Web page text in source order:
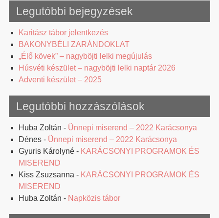
Legutóbbi bejegyzések
Karitász tábor jelentkezés
BAKONYBÉLI ZARÁNDOKLAT
„Élő kövek” – nagyböjti lelki megújulás
Húsvéti készület – nagyböjti lelki naptár 2026
Adventi készület – 2025
Legutóbbi hozzászólások
Huba Zoltán - Ünnepi miserend – 2022 Karácsonya
Dénes- Ünnepi miserend – 2022 Karácsonya
Gyuris Károlyné- KARÁCSONYI PROGRAMOK ÉS
MISEREND
Kiss Zsuzsanna - KARÁCSONYI PROGRAMOK ÉS
MISEREND
Huba Zoltán - Napközis tábor